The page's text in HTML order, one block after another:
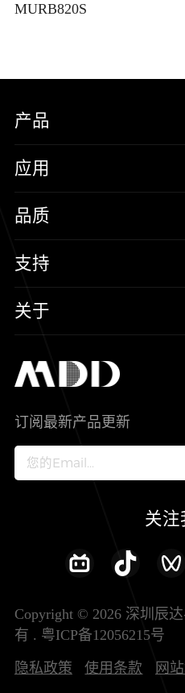
MURB820S
产品
MOSFETs
保护器件
三极管
SiC
IC
应用
消费电子
汽车电子
新能源
智能家居
新兴行业
品质
可靠性实验室
质量与环境
其他信息(PCN)
支持
样品与支持
关于
加入我们
订阅最新产品更新
关注
Copyright © 2026 深圳辰
有 . 粤ICP备12056215号
隐私政策 使用条款 网